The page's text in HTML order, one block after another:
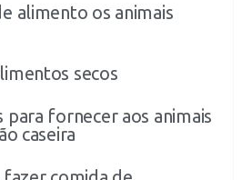
alimento os animais
secos
para fornecer aos animais
caseira